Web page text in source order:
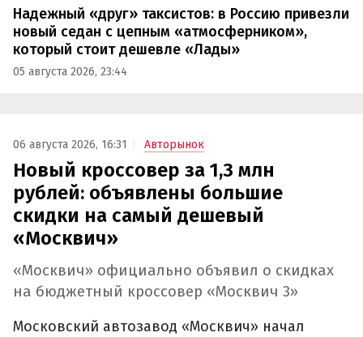
Надежный «друг» таксистов: в Россию привезли
новый седан с цепным «атмосферником»,
который стоит дешевле «Лады»
05 августа 2026, 23:44
06 августа 2026, 16:31 Авторынок
Новый кроссовер за 1,3 млн
рублей: объявлены большие
скидки на самый дешевый
«Москвич»
«Москвич» официально объявил о скидках
на бюджетный кроссовер «Москвич 3»
Московский автозавод «Москвич» начал